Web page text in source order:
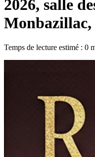
2026, salle
Temps de lecture estimé : 0